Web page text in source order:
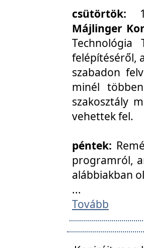
csütörtök:
Májlinger
Technológia
felépítéséről,
szabadon
minél
szakosztály
vehettek fel.
péntek:
programról,
alábbiakban
...
Tovább